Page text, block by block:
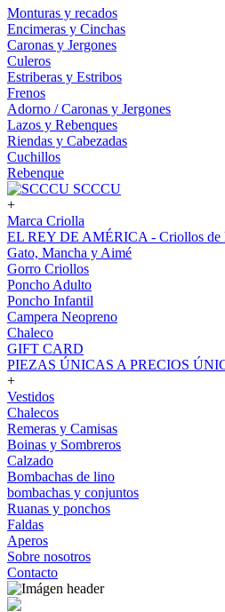
Monturas y recados
Encimeras y Cinchas
Caronas y Jergones
Culeros
Estriberas y Estribos
Frenos
Adorno / Caronas y Jergones
Lazos y Rebenques
Riendas y Cabezadas
Cuchillos
Rebenque
SCCCU
+
Marca Criolla
EL REY DE AMÉRICA - Criollos de
Gato, Mancha y Aimé
Gorro Criollos
Poncho Adulto
Poncho Infantil
Campera Neopreno
Chaleco
GIFT CARD
PIEZAS ÚNICAS A PRECIOS
+
Vestidos
Chalecos
Remeras y Camisas
Boinas y Sombreros
Calzado
Bombachas de lino
bombachas y conjuntos
Ruanas y ponchos
Faldas
Aperos
Sobre nosotros
Contacto